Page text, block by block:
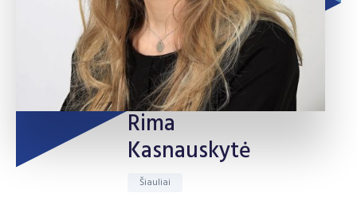
Rima
Kasnauskytė
Šiauliai